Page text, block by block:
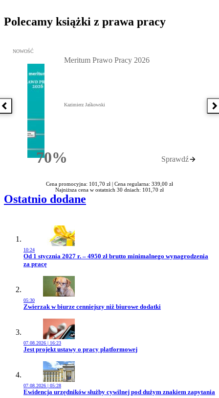
Polecamy książki z prawa pracy
Poprzednia książka
Przejdź do: Meritum Prawo Pracy 2026, Kazimierz Jaśkowski -
NOWOŚĆ
70%Rabatu
Meritum Prawo Pracy 2026
Kazimierz Jaśkowski
Sprawdź
Cena promocyjna: 101,70 zł | Cena regularna: 339,00 zł
Najniższa cena w ostatnich 30 dniach: 101,70 zł
Ostatnio dodane
10:24
Przejdź do artykułu:
Od 1 stycznia 2027 r. – 4950 zł brutto minimalnego wynagrodzenia
za pracę
05:30
Przejdź do artykułu:
Zwierzak w biurze cenniejszy niż biurowe dodatki
07.08.2026 | 16:23
Przejdź do artykułu:
Jest projekt ustawy o pracy platformowej
07.08.2026 | 05:28
Przejdź do artykułu:
Ewidencja urzędników służby cywilnej pod dużym znakiem zapytania